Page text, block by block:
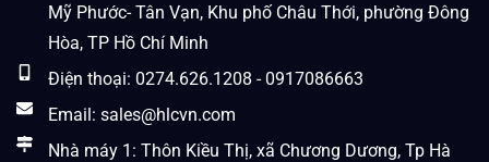
Mỹ Phước- Tân Vạn, Khu phố Châu Thới, phường Đông
Hòa, TP Hồ Chí Minh
Điện thoại: 0274.626.1208 - 0917086663
Email: sales@hlcvn.com
Nhà máy 1: Thôn Kiều Thị, xã Chương Dương, Tp Hà